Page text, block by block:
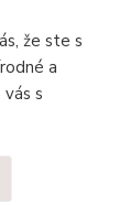
že ste s
a
s